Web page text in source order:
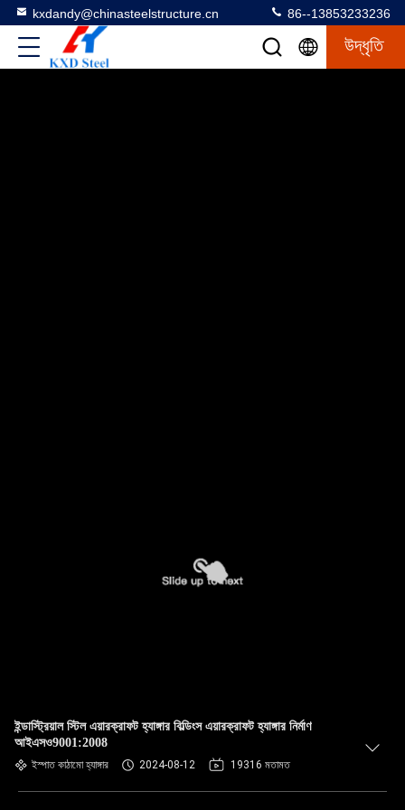
kxdandy@chinasteelstructure.cn 86--13853233236
উদ্ধৃতি
ইন্ডাস্ট্রিয়াল স্টিল এয়ারক্রাফট হ্যাঙ্গার বিল্ডিংস এয়ারক্রাফট হ্যাঙ্গার নির্মাণ
আইএসও9001:2008
ইস্পাত কাঠামো হ্যাঙ্গার 2024-08-12 19316 মতামত